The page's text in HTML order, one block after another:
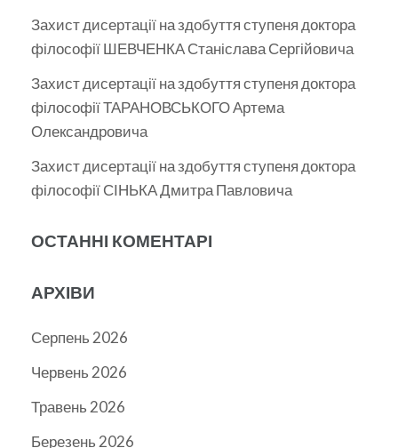
Захист дисертації на здобуття ступеня доктора
філософії ШЕВЧЕНКА Станіслава Сергійовича
Захист дисертації на здобуття ступеня доктора
філософії ТАРАНОВСЬКОГО Артема
Олександровича
Захист дисертації на здобуття ступеня доктора
філософії СІНЬКА Дмитра Павловича
ОСТАННІ КОМЕНТАРІ
АРХІВИ
Серпень 2026
Червень 2026
Травень 2026
Березень 2026